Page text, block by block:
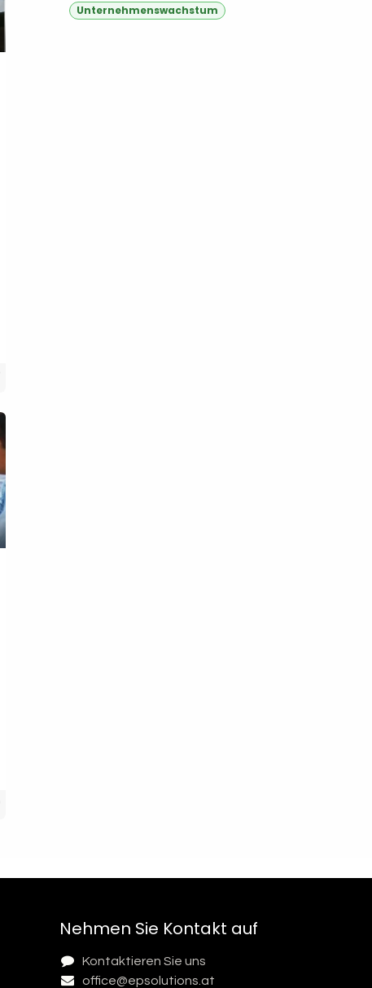
Unternehmenswachstum
Nehmen Sie Kontakt auf
Kontaktieren Sie uns
office@epsolutions.at